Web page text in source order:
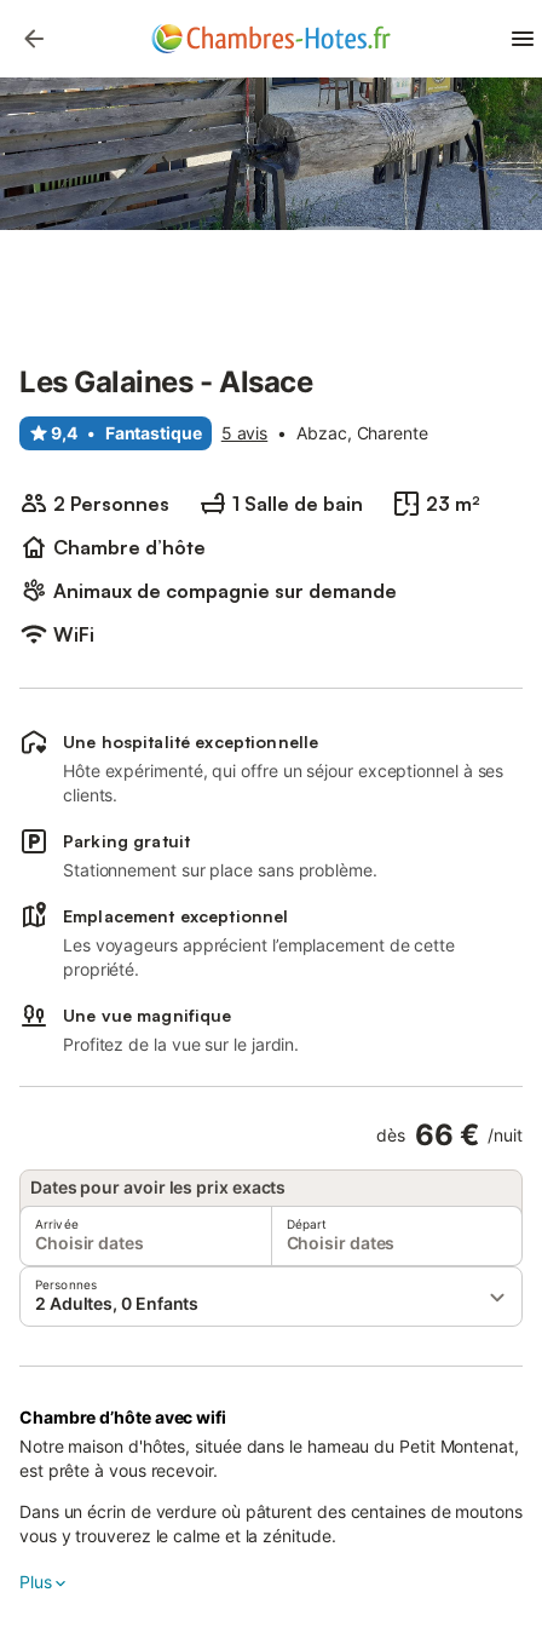
Les Galaines - Alsace
9,4 • Fantastique 5 avis • Abzac, Charente
2 Personnes 1 Salle de bain
23 m²
Chambre d’hôte
Animaux de compagnie sur demande
WiFi
Une hospitalité exceptionnelle
Hôte expérimenté, qui offre un séjour exceptionnel à ses
clients.
Parking gratuit
Stationnement sur place sans problème.
Emplacement exceptionnel
Les voyageurs apprécient l’emplacement de cette
propriété.
Une vue magnifique
Profitez de la vue sur le jardin.
dès 66 € /nuit
Dates pour avoir les prix exacts
Arrivée
Choisir dates
Départ
Choisir dates
Personnes
2 Adultes, 0 Enfants
Chambre d’hôte avec wifi
Notre maison d'hôtes, située dans le hameau du Petit Montenat,
est prête à vous recevoir.
Dans un écrin de verdure où pâturent des centaines de moutons
vous y trouverez le calme et la zénitude.
Que vous soyez de passage ou en vacances, professionnels ou
Plus